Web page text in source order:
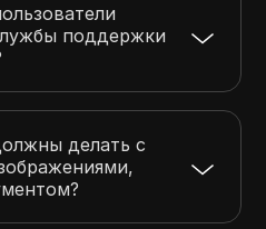
поддержки
делать с